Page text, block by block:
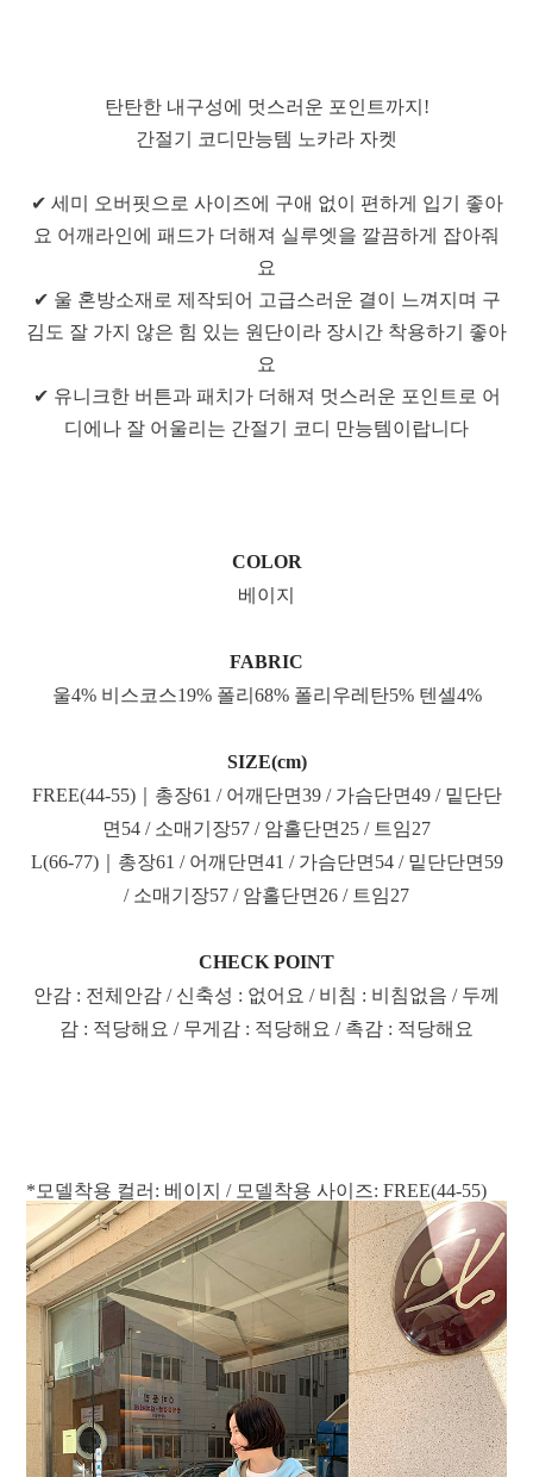
탄탄한 내구성에 멋스러운 포인트까지!
간절기 코디만능템 노카라 자켓
✔ 세미 오버핏으로 사이즈에 구애 없이 편하게 입기 좋아
요 어깨라인에 패드가 더해져 실루엣을 깔끔하게 잡아줘
요
✔ 울 혼방소재로 제작되어 고급스러운 결이 느껴지며 구
김도 잘 가지 않은 힘 있는 원단이라 장시간 착용하기 좋아
요
✔ 유니크한 버튼과 패치가 더해져 멋스러운 포인트로 어
디에나 잘 어울리는 간절기 코디 만능템이랍니다
COLOR
베이지
FABRIC
울4% 비스코스19% 폴리68% 폴리우레탄5% 텐셀4%
SIZE(cm)
FREE(44-55)｜총장61 / 어깨단면39 / 가슴단면49 / 밑단단
면54 / 소매기장57 / 암홀단면25 / 트임27
L(66-77)｜총장61 / 어깨단면41 / 가슴단면54 / 밑단단면59
/ 소매기장57 / 암홀단면26 / 트임27
CHECK POINT
안감 : 전체안감 / 신축성 : 없어요 / 비침 : 비침없음 / 두께
감 : 적당해요 / 무게감 : 적당해요 / 촉감 : 적당해요
*모델착용 컬러: 베이지 / 모델착용 사이즈: FREE(44-55)